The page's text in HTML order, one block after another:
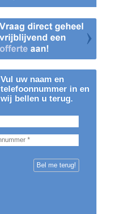
Vul uw naam en
telefoonnummer in en
wij bellen u terug.